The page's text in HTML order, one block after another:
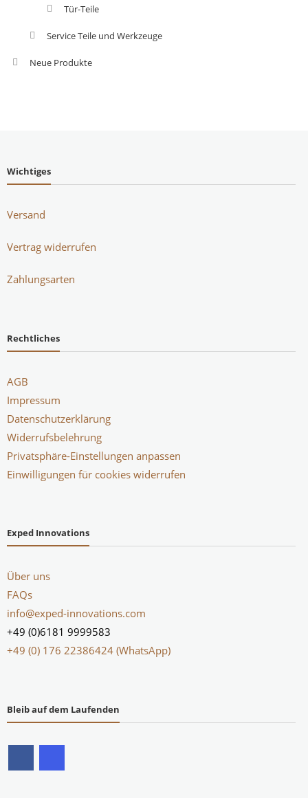
Tür-Teile
Service Teile und Werkzeuge
Neue Produkte
Wichtiges
Versand
Vertrag widerrufen
Zahlungsarten
Rechtliches
AGB
Impressum
Datenschutzerklärung
Widerrufsbelehrung
Privatsphäre-Einstellungen anpassen
Einwilligungen für cookies widerrufen
Exped Innovations
Über uns
FAQs
info@exped-innovations.com
+49 (0)6181 9999583
+49 (0) 176 22386424 (WhatsApp)
Bleib auf dem Laufenden